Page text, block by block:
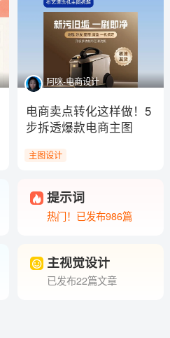
电商卖点转化这样做！5
步拆透爆款电商主图
阿咪-电商设计
主图设计
提示词
热门！已发布986篇
主视觉设计
已发布22篇文章